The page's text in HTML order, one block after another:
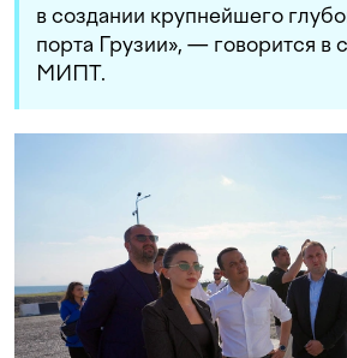
в создании крупнейшего
порта Грузии», — говорится в
МИПТ.